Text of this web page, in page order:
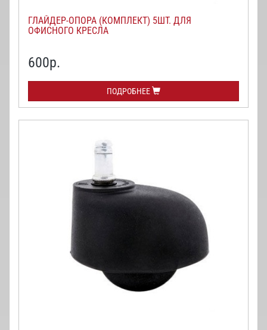
ГЛАЙДЕР-ОПОРА (КОМПЛЕКТ) 5ШТ. ДЛЯ
ОФИСНОГО КРЕСЛА
600р.
ПОДРОБНЕЕ